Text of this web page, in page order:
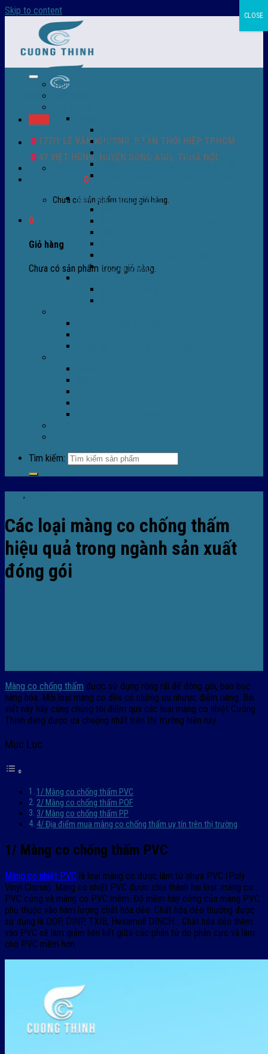
Skip to content
177/1 LÊ VĂN KHƯƠNG, P.TÂN THỚI HIỆP TP.HCM
47 VIỆT HÙNG, HUYỆN ĐÔNG ANH, TP.HÀ NỘI
0932 756 950
0
Chưa có sản phẩm trong giỏ hàng.
0
Giỏ hàng
Chưa có sản phẩm trong giỏ hàng.
Trang chủ – Màng co POF
Màng co PVC
Màng quấn PALLET- màng PE- màng chit
Màng skinpack - skinfilm - hút sát da
Máy bọc màng co POF
Phụ tùng thay thế
Tìm kiếm:
,
Các loại màng co chống thấm
hiệu quả trong ngành sản xuất
đóng gói
Màng co chống thấm được sử dụng rộng rãi để đóng gói, bao bọc
hàng hóa. Mỗi loại màng co đều có những ưu nhược điểm riêng. Bài
viết này hãy cùng chúng tôi điểm qua các loại màng co nhiệt Cường
Thịnh đang được ưa chuộng nhất trên thị trường hiện nay.
Mục Lục
1/ Màng co chống thấm PVC
2/ Màng co chống thấm POF
3/ Màng co chống thấm PP
4/ Địa điểm mua màng co chống thấm uy tín trên thị trường
1/ Màng co chống thấm PVC
Màng co nhiệt PVC là loại màng co được làm từ nhựa PVC (Poly
Vinyl Clorua). Màng co nhiệt PVC được chia thành hai loại: màng co
PVC cứng và màng co PVC mềm. Độ mềm hay cứng của màng PVC
phụ thuộc vào hàm lượng chất hóa dẻo. Chất hóa dẻo thường được
sử dụng là DOP, DINP, TXIB, Hexamoll DINCH… Chất hóa dẻo thêm
vào PVC sẽ làm giảm liên kết giữa các phân tử do phân cực và làm
cho PVC mềm hơn.
CLOSE